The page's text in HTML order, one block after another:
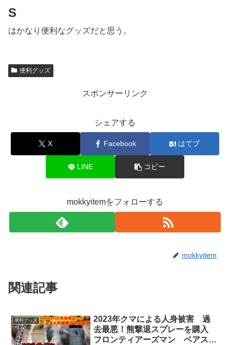
S
はかなり便利なグッズだと思う。
便利グッズ
スポンサーリンク
シェアする
X Facebook はてブ
LINE コピー
mokkyitemをフォローする
mokkyitem
関連記事
便利グッズ
2023年クマによる人身被害 過
去最悪！熊撃退スプレーを購入
フロンティアーズマン ベアスプ